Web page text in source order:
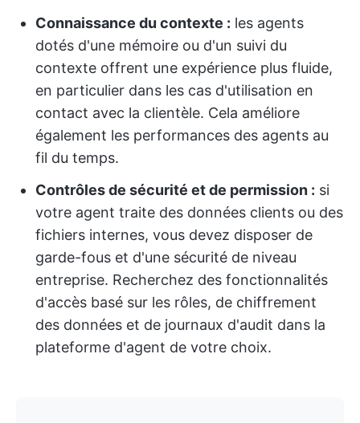
Connaissance du contexte : les agents
dotés d'une mémoire ou d'un suivi du
contexte offrent une expérience plus fluide,
en particulier dans les cas d'utilisation en
contact avec la clientèle. Cela améliore
également les performances des agents au
fil du temps.
Contrôles de sécurité et de permission : si
votre agent traite des données clients ou des
fichiers internes, vous devez disposer de
garde-fous et d'une sécurité de niveau
entreprise. Recherchez des fonctionnalités
d'accès basé sur les rôles, de chiffrement
des données et de journaux d'audit dans la
plateforme d'agent de votre choix.